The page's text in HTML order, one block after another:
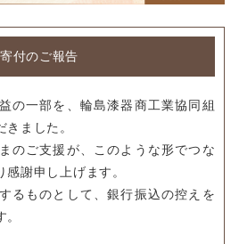
寄付のご報告
の一部を、輪島漆器商工業協同組
ました。
のご支援が、このような形でつな
謝申し上げます。
るものとして、銀行振込の控えを